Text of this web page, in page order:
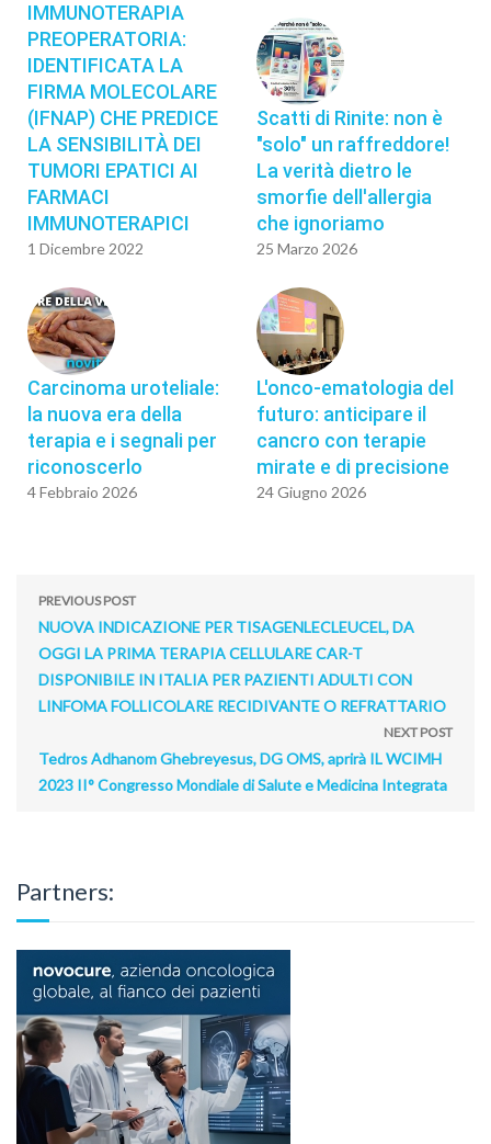
IMMUNOTERAPIA
PREOPERATORIA:
IDENTIFICATA LA
FIRMA MOLECOLARE
(IFNAP) CHE PREDICE
LA SENSIBILITÀ DEI
TUMORI EPATICI AI
FARMACI
IMMUNOTERAPICI
1 Dicembre 2022
Scatti di Rinite: non è
"solo" un raffreddore!
La verità dietro le
smorfie dell'allergia
che ignoriamo
25 Marzo 2026
Carcinoma uroteliale:
la nuova era della
terapia e i segnali per
riconoscerlo
4 Febbraio 2026
L'onco-ematologia del
futuro: anticipare il
cancro con terapie
mirate e di precisione
24 Giugno 2026
PREVIOUS POST
NUOVA INDICAZIONE PER TISAGENLECLEUCEL, DA
OGGI LA PRIMA TERAPIA CELLULARE CAR-T
DISPONIBILE IN ITALIA PER PAZIENTI ADULTI CON
LINFOMA FOLLICOLARE RECIDIVANTE O REFRATTARIO
NEXT POST
Tedros Adhanom Ghebreyesus, DG OMS, aprirà IL WCIMH
2023 II° Congresso Mondiale di Salute e Medicina Integrata
Partners: